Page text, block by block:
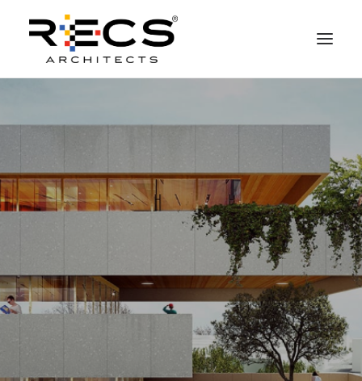
RECS FOR COMPANIES
NEWS
MERCHANDISING